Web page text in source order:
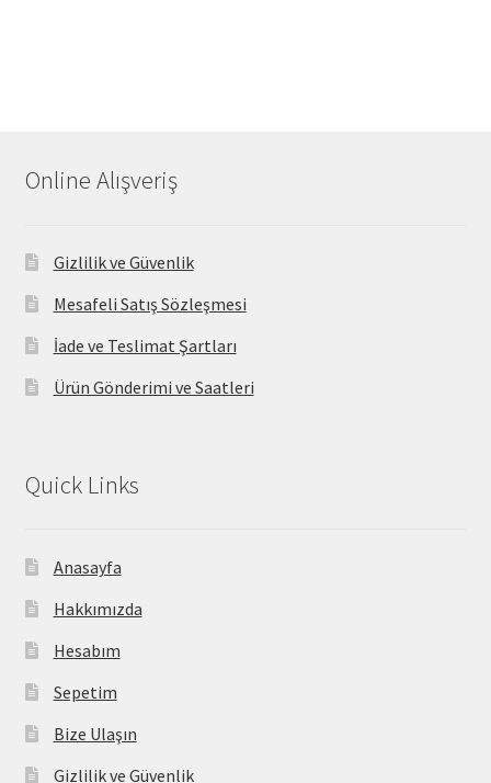
Online Alışveriş
Gizlilik ve Güvenlik
Mesafeli Satış Sözleşmesi
İade ve Teslimat Şartları
Ürün Gönderimi ve Saatleri
Quick Links
Anasayfa
Hakkımızda
Hesabım
Sepetim
Bize Ulaşın
Gizlilik ve Güvenlik